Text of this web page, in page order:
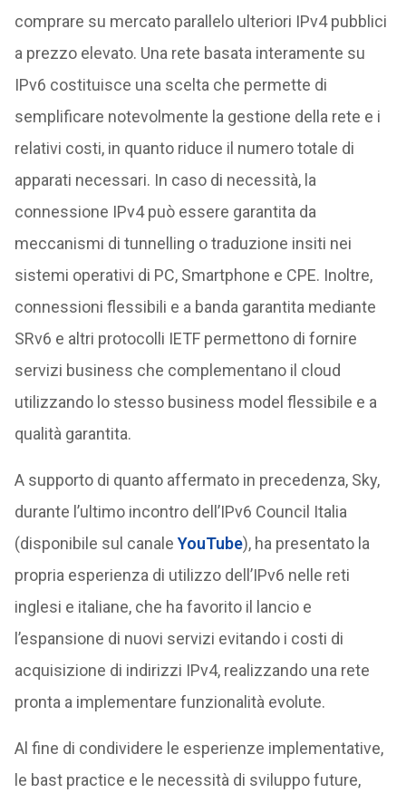
comprare su mercato parallelo ulteriori IPv4 pubblici
a prezzo elevato. Una rete basata interamente su
IPv6 costituisce una scelta che permette di
semplificare notevolmente la gestione della rete e i
relativi costi, in quanto riduce il numero totale di
apparati necessari. In caso di necessità, la
connessione IPv4 può essere garantita da
meccanismi di tunnelling o traduzione insiti nei
sistemi operativi di PC, Smartphone e CPE. Inoltre,
connessioni flessibili e a banda garantita mediante
SRv6 e altri protocolli IETF permettono di fornire
servizi business che complementano il cloud
utilizzando lo stesso business model flessibile e a
qualità garantita.
A supporto di quanto affermato in precedenza, Sky,
durante l’ultimo incontro dell’IPv6 Council Italia
(disponibile sul canale YouTube), ha presentato la
propria esperienza di utilizzo dell’IPv6 nelle reti
inglesi e italiane, che ha favorito il lancio e
l’espansione di nuovi servizi evitando i costi di
acquisizione di indirizzi IPv4, realizzando una rete
pronta a implementare funzionalità evolute.
Al fine di condividere le esperienze implementative,
le bast practice e le necessità di sviluppo future,